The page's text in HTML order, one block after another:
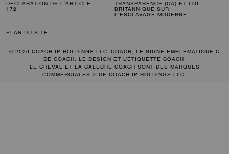
DÉCLARATION DE L'ARTICLE
172
TRANSPARENCE (CA) ET LOI
BRITANNIQUE SUR
L'ESCLAVAGE MODERNE
PLAN DU SITE
© 2026 COACH IP HOLDINGS LLC. COACH, LE SIGNE EMBLÉMATIQUE C
DE COACH, LE DESIGN ET L’ÉTIQUETTE COACH,
LE CHEVAL ET LA CALÈCHE COACH SONT DES MARQUES
COMMERCIALES ® DE COACH IP HOLDINGS LLC.